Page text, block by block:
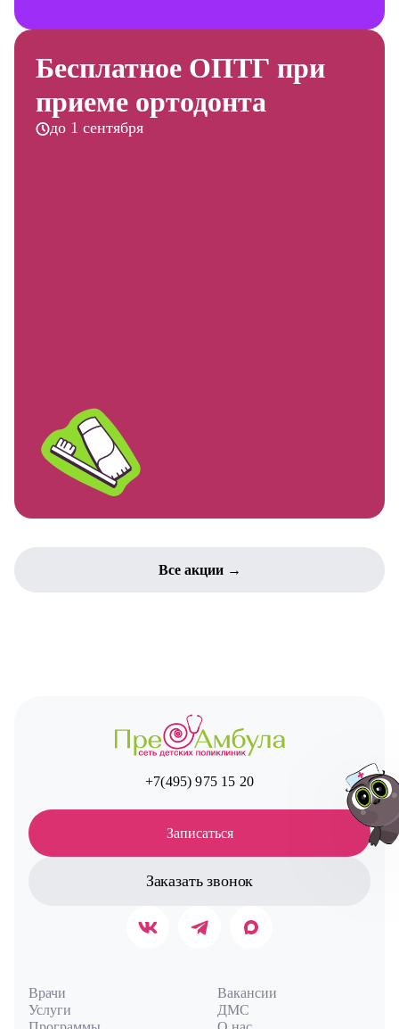
Бесплатное ОПТГ при
приеме ортодонта
до 1 сентября
Все акции →
+7(495) 975 15 20
Записаться
Заказать звонок
Врачи
Услуги
Вакансии
ДМС